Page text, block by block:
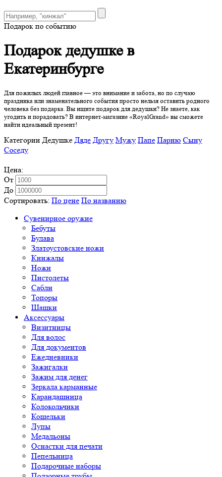
Подарок по событию
Подарок дедушке в
Екатеринбурге
Для пожилых людей главное — это внимание и забота, но по случаю
праздника или знаменательного события просто нельзя оставить родного
человека без подарка. Вы ищите подарок для дедушки? Не знаете, как
угодить и порадовать? В интернет-магазине «RoyalGrand» вы сможете
найти идеальный презент!
Категории Дедушке Дяде Другу Мужу Папе Парню Сыну
Соседу
Цена:
От
До
Сортировать: По цене По названию
Сувенирное оружие
Бебуты
Булава
Златоустовские ножи
Кинжалы
Ножи
Пистолеты
Сабли
Топоры
Шашки
Аксессуары
Визитницы
Для волос
Для документов
Ежедневники
Зажигалки
Зажим для денег
Зеркала карманные
Карандашница
Колокольчики
Кошельки
Лупы
Медальоны
Оснастки для печати
Пепельница
Подарочные наборы